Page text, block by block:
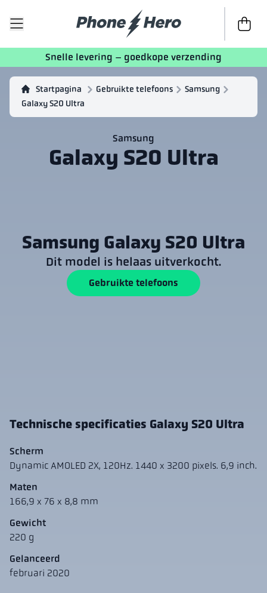
Naar de
Snelle levering – goedkope verzending
Startpagina Gebruikte telefoons
Samsung
Galaxy S20 Ultra
Samsung
Galaxy S20 Ultra
Technische specificaties Galaxy S20 Ultra
Scherm
Dynamic AMOLED 2X, 120Hz. 1440 x 3200 pixels. 6,9 inch.
Maten
166,9 x 76 x 8,8 mm
Gewicht
220 g
Gelanceerd
februari 2020
Samsung Galaxy S20 Ultra
Dit model is helaas uitverkocht.
Gebruikte telefoons